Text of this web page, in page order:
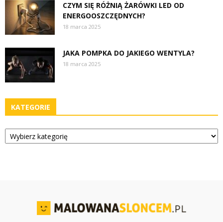
CZYM SIĘ RÓŻNIĄ ŻARÓWKI LED OD
ENERGOOSZCZĘDNYCH?
18 marca 2025
JAKA POMPKA DO JAKIEGO WENTYLA?
18 marca 2025
KATEGORIE
Kategorie